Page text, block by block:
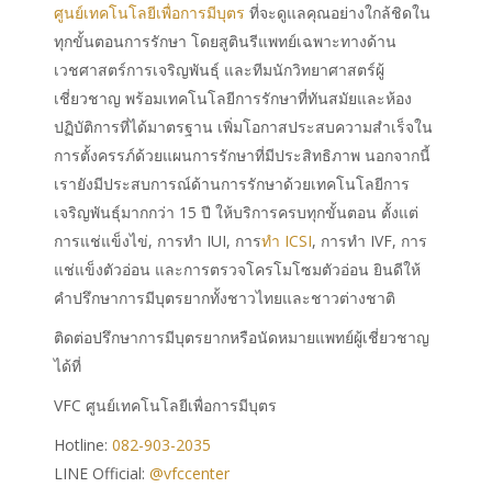
ศูนย์เทคโนโลยีเพื่อการมีบุตร ที่จะดูแลคุณอย่างใกล้ชิดใน
ทุกขั้นตอนการรักษา โดยสูตินรีแพทย์เฉพาะทางด้าน
เวชศาสตร์การเจริญพันธุ์ และทีมนักวิทยาศาสตร์ผู้
เชี่ยวชาญ พร้อมเทคโนโลยีการรักษาที่ทันสมัยและห้อง
ปฏิบัติการที่ได้มาตรฐาน เพิ่มโอกาสประสบความสำเร็จใน
การตั้งครรภ์ด้วยแผนการรักษาที่มีประสิทธิภาพ นอกจากนี้
เรายังมีประสบการณ์ด้านการรักษาด้วยเทคโนโลยีการ
เจริญพันธุ์มากกว่า 15 ปี ให้บริการครบทุกขั้นตอน ตั้งแต่
การแช่แข็งไข่, การทำ IUI, การทำ ICSI, การทำ IVF, การ
แช่แข็งตัวอ่อน และการตรวจโครโมโซมตัวอ่อน ยินดีให้
คำปรึกษาการมีบุตรยากทั้งชาวไทยและชาวต่างชาติ
ติดต่อปรึกษาการมีบุตรยากหรือนัดหมายแพทย์ผู้เชี่ยวชาญ
ได้ที่
VFC ศูนย์เทคโนโลยีเพื่อการมีบุตร
Hotline: 082-903-2035
LINE Official: @vfccenter